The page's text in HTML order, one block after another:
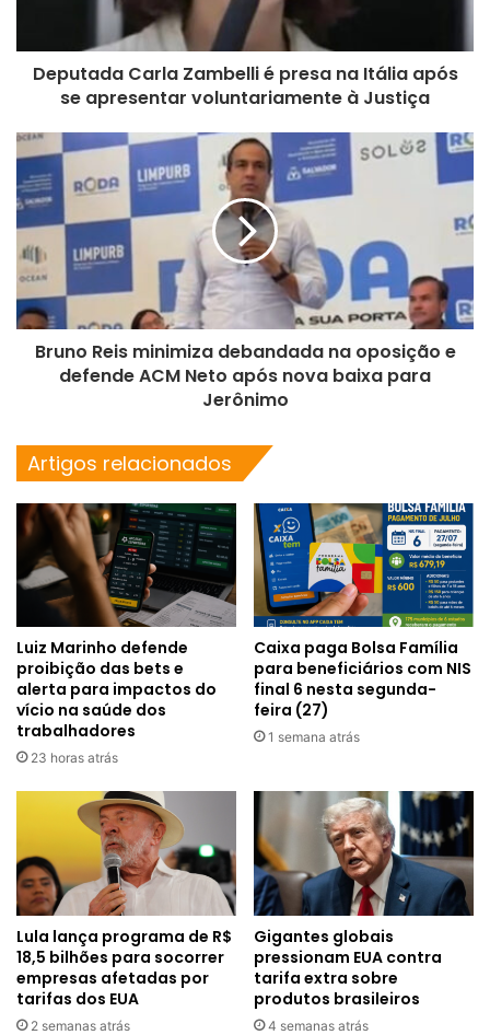
Deputada Carla Zambelli é presa na Itália após
se apresentar voluntariamente à Justiça
Bruno Reis minimiza debandada na oposição e
defende ACM Neto após nova baixa para
Jerônimo
Artigos relacionados
Luiz Marinho defende
proibição das bets e
alerta para impactos do
vício na saúde dos
trabalhadores
23 horas atrás
Caixa paga Bolsa Família
para beneficiários com NIS
final 6 nesta segunda-
feira (27)
1 semana atrás
Lula lança programa de R$
18,5 bilhões para socorrer
empresas afetadas por
tarifas dos EUA
2 semanas atrás
Gigantes globais
pressionam EUA contra
tarifa extra sobre
produtos brasileiros
4 semanas atrás